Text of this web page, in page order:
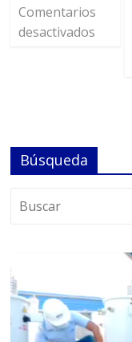
Comentarios
desactivados
Búsqueda